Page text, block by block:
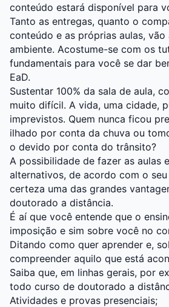
conteúdo estará disponível para
Tanto as entregas, quanto o
conteúdo e as próprias aulas, vão
ambiente. Acostume-se com os
fundamentais para você se dar
EaD.
Sustentar 100% da sala de aula,
muito difícil. A vida, uma cidade,
imprevistos. Quem nunca ficou
ilhado por conta da chuva ou
o devido por conta do trânsito?
A possibilidade de fazer as aulas
alternativos, de acordo com o
certeza uma das grandes
doutorado a distância.
É aí que você entende que o
imposição e sim sobre você no
Ditando como quer aprender e,
compreender aquilo que está
Saiba que, em linhas gerais, por
todo curso de doutorado a
Atividades e provas presenciais;